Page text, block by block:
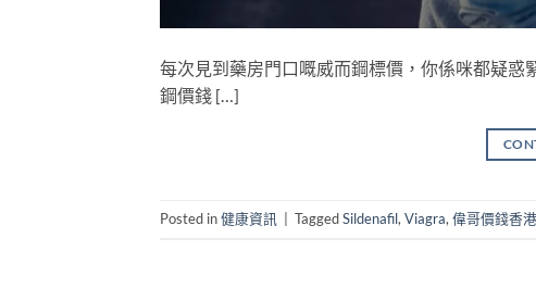
每次見到藥房門口嘅威而鋼標價，你係咪都疑
鋼價錢 […]
Posted in健康資訊 TaggedSildenafil,Viagra,偉哥價錢香港